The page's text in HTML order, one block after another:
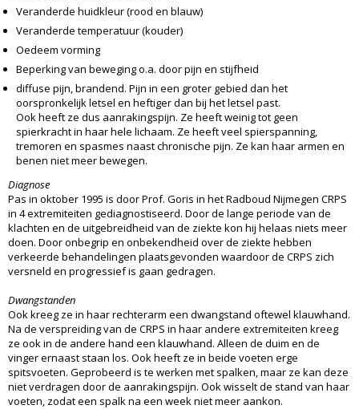
Veranderde huidkleur (rood en blauw)
Veranderde temperatuur (kouder)
Oedeem vorming
Beperking van beweging o.a. door pijn en stijfheid
diffuse pijn, brandend. Pijn in een groter gebied dan het
oorspronkelijk letsel en heftiger dan bij het letsel past.
Ook heeft ze dus aanrakingspijn. Ze heeft weinig tot geen
spierkracht in haar hele lichaam. Ze heeft veel spierspanning,
tremoren en spasmes naast chronische pijn. Ze kan haar armen en
benen niet meer bewegen.
Diagnose
Pas in oktober 1995 is door Prof. Goris in het Radboud Nijmegen CRPS
in 4 extremiteiten gediagnostiseerd. Door de lange periode van de
klachten en de uitgebreidheid van de ziekte kon hij helaas niets meer
doen. Door onbegrip en onbekendheid over de ziekte hebben
verkeerde behandelingen plaatsgevonden waardoor de CRPS zich
versneld en progressief is gaan gedragen.
Dwangstanden
Ook kreeg ze in haar rechterarm een dwangstand oftewel klauwhand.
Na de verspreiding van de CRPS in haar andere extremiteiten kreeg
ze ook in de andere hand een klauwhand. Alleen de duim en de
vinger ernaast staan los. Ook heeft ze in beide voeten erge
spitsvoeten. Geprobeerd is te werken met spalken, maar ze kan deze
niet verdragen door de aanrakingspijn. Ook wisselt de stand van haar
voeten, zodat een spalk na een week niet meer aankon.